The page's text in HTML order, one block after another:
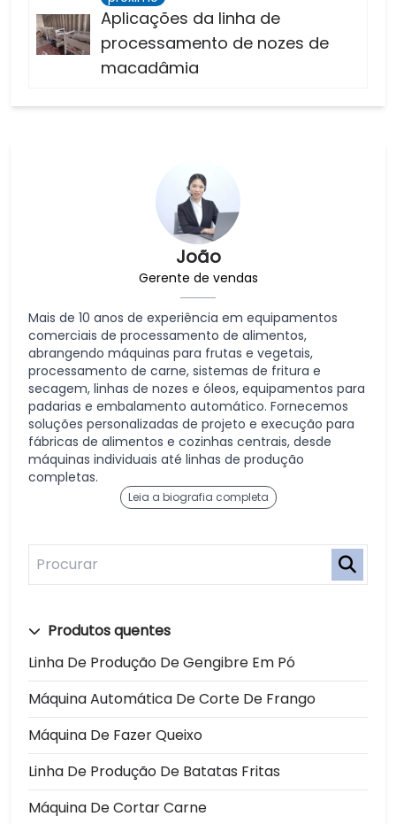
João
Gerente de vendas
Mais de 10 anos de experiência em equipamentos
comerciais de processamento de alimentos,
abrangendo máquinas para frutas e vegetais,
processamento de carne, sistemas de fritura e
secagem, linhas de nozes e óleos, equipamentos para
padarias e embalamento automático. Fornecemos
soluções personalizadas de projeto e execução para
fábricas de alimentos e cozinhas centrais, desde
máquinas individuais até linhas de produção
completas.
Leia a biografia completa
Produtos quentes
Linha De Produção De Gengibre Em Pó
Máquina Automática De Corte De Frango
Máquina De Fazer Queixo
Linha De Produção De Batatas Fritas
Máquina De Cortar Carne
Aplicações da linha de
processamento de nozes de
macadâmia